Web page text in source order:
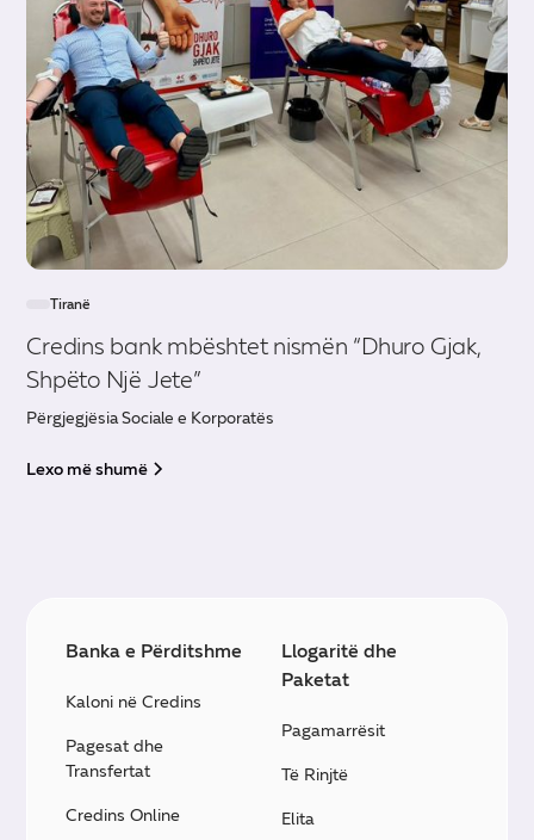
Tiranë
Credins bank mbështet nismën “Dhuro Gjak,
Shpëto Një Jete”
Përgjegjësia Sociale e Korporatës
Lexo më shumë
Banka e Përditshme
Kaloni në Credins
Pagesat dhe
Transfertat
Credins Online
Llogaritë dhe
Paketat
Pagamarrësit
Të Rinjtë
Elita